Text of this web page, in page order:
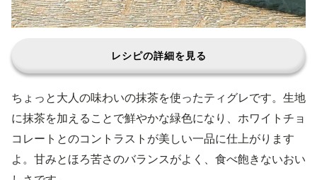
レシピの詳細を見る
ちょっと大人の味わいの抹茶を使ったティグレです。生地
に抹茶を加えることで鮮やかな緑色になり、ホワイトチョ
コレートとのコントラストが美しい一品に仕上がります
よ。甘みとほろ苦さのバランスがよく、食べ飽きないおい